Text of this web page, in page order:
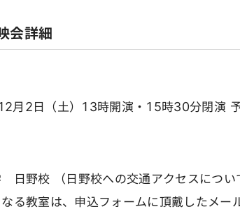
会詳細
月2日（土）13時開演・15時30分閉演
日野校 （日野校への交通アクセスについ
る教室は、申込フォームに頂戴したメー